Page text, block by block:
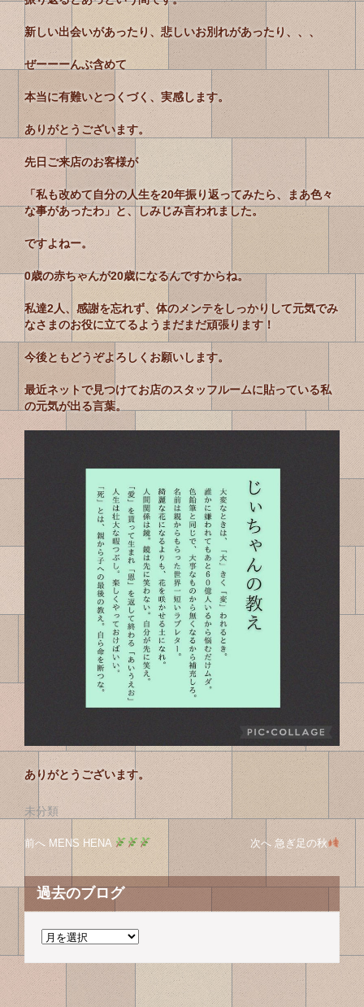
新しい出会いがあったり、悲しいお別れがあったり、、、
ぜーーーんぶ含めて
本当に有難いとつくづく、実感します。
ありがとうございます。
先日ご来店のお客様が
「私も改めて自分の人生を20年振り返ってみたら、まあ色々
な事があったわ」と、しみじみ言われました。
ですよねー。
0歳の赤ちゃんが20歳になるんですからね。
私達2人、感謝を忘れず、体のメンテをしっかりして元気でみ
なさまのお役に立てるようまだまだ頑張ります！
今後ともどうぞよろしくお願いします。
最近ネットで見つけてお店のスタッフルームに貼っている私
の元気が出る言葉。
ありがとうございます。
未分類
投
稿
の
ビ
ゲ
ー
投
稿
ナ
ビ
ゲ
ョ
ン
前へ 前
の
投
稿
へ
MENS HENA 次へ 次
の
投
へ
急ぎ足の秋
過去のブログ
過
の
ブ